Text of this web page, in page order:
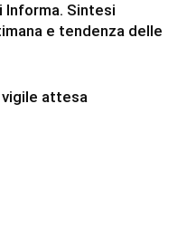
Informa. Sintesi
e tendenza delle
attesa